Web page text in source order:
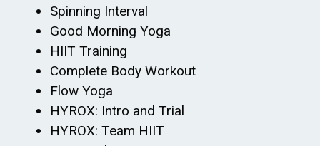
Spinning Interval
Good Morning Yoga
HIIT Training
Complete Body Workout
Flow Yoga
HYROX: Intro and Trial
HYROX: Team HIIT